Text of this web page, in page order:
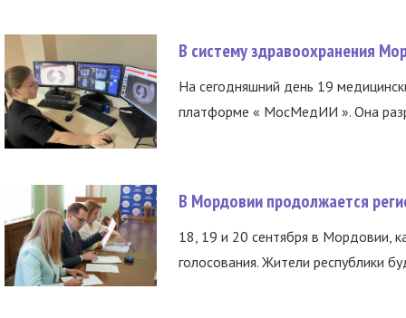
В систему здравоохранения
На сегодняшний день 19
платформе « МосМедИИ ». Она
В Мордовии продолжается
18, 19 и 20 сентября в Мордовии,
голосования. Жители республики